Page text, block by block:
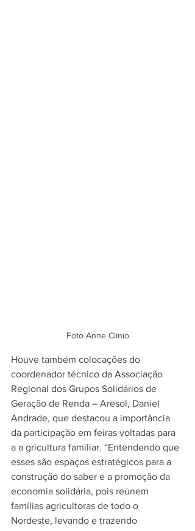
Foto Anne Clinio
Houve também colocações do
coordenador técnico da Associação
Regional dos Grupos Solidários de
Geração de Renda – Aresol, Daniel
Andrade, que destacou a importância
da participação em feiras voltadas para
a a gricultura familiar. “Entendendo que
esses são espaços estratégicos para a
construção do saber e a promoção da
economia solidária, pois reúnem
famílias agricultoras de todo o
Nordeste, levando e trazendo